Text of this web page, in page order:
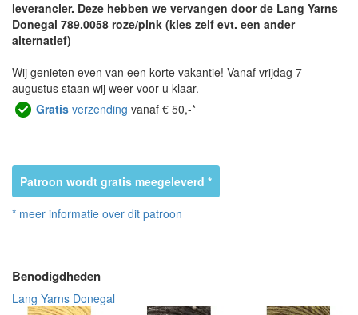
leverancier. Deze hebben we vervangen door de Lang Yarns
Donegal 789.0058 roze/pink (kies zelf evt. een ander
alternatief)
Wij genieten even van een korte vakantie! Vanaf vrijdag 7
augustus staan wij weer voor u klaar.
Gratis verzending vanaf € 50,-*
Patroon wordt gratis meegeleverd *
* meer informatie over dit patroon
Benodigdheden
Lang Yarns Donegal